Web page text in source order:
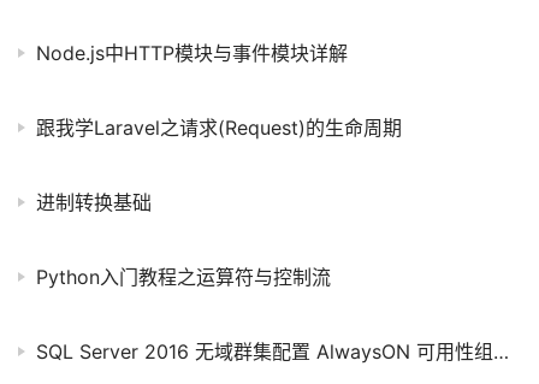
Node.js中HTTP模块与事件模块详解
跟我学Laravel之请求(Request)的生命周期
进制转换基础
Python入门教程之运算符与控制流
SQL Server 2016 无域群集配置 AlwaysON 可用性组图文教程